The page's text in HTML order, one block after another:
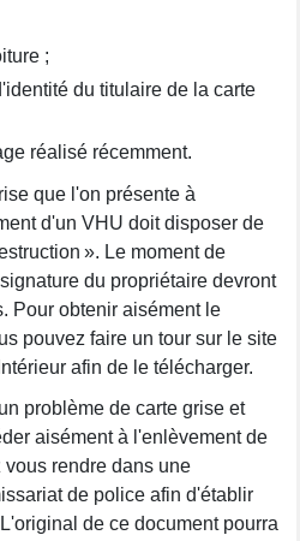
;
du titulaire de la carte
réalisé récemment.
que l'on présente à
d'un VHU doit disposer de
». Le moment de
du propriétaire devront
Pour obtenir aisément le
pouvez faire un tour sur le site
afin de le télécharger.
problème de carte grise et
aisément à l'enlèvement de
rendre dans une
de police afin d'établir
de ce document pourra